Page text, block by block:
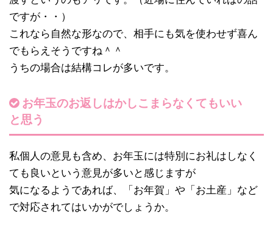
ですが・・）
これなら自然な形なので、相手にも気を使わせず喜ん
でもらえそうですね＾＾
うちの場合は結構コレが多いです。
お年玉のお返しはかしこまらなくてもいい
と思う
私個人の意見も含め、お年玉には特別にお礼はしなく
ても良いという意見が多いと感じますが
気になるようであれば、「お年賀」や「お土産」など
で対応されてはいかがでしょうか。